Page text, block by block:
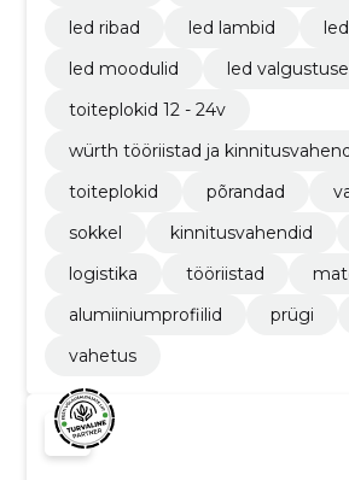
led ribad
led lambid
led moodulid
led
toiteplokid 12 - 24v
würth tööriistad ja
toiteplokid
põrandad
sokkel
kinnitusvahendid
logistika
tööriistad
alumiiniumprofiilid
prügi
vahetus